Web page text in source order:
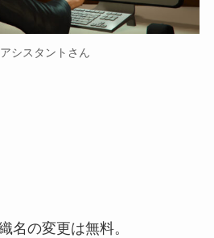
シスタントさん
名の変更は無料。